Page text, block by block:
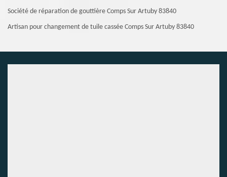
Société de réparation de gouttière Comps Sur Artuby 83840
Artisan pour changement de tuile cassée Comps Sur Artuby 83840